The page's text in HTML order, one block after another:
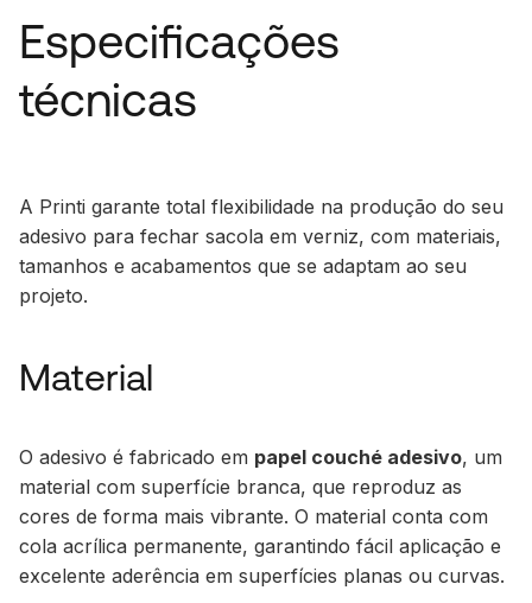
Especificações
técnicas
A Printi garante total flexibilidade na produção do seu
adesivo para fechar sacola em verniz, com materiais,
tamanhos e acabamentos que se adaptam ao seu
projeto.
Material
O adesivo é fabricado em papel couché adesivo, um
material com superfície branca, que reproduz as
cores de forma mais vibrante. O material conta com
cola acrílica permanente, garantindo fácil aplicação e
excelente aderência em superfícies planas ou curvas.